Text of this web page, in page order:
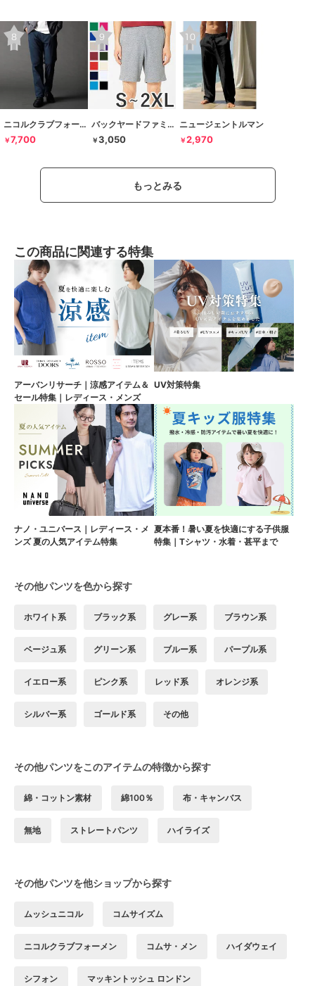
ニコルクラブフォーメン
￥7,700
バックヤードファミリー
￥3,050
ニュージェントルマン
￥2,970
もっとみる
この商品に関連する特集
アーバンリサーチ｜涼感アイテム＆
セール特集｜レディース・メンズ
UV対策特集
ナノ・ユニバース｜レディース・メ
ンズ 夏の人気アイテム特集
夏本番！暑い夏を快適にする子供服
特集｜Tシャツ・水着・甚平まで
その他パンツを色から探す
ホワイト系 ブラック系 グレー系 ブラウン系
ベージュ系 グリーン系 ブルー系 パープル系
イエロー系 ピンク系 レッド系 オレンジ系
シルバー系 ゴールド系 その他
その他パンツをこのアイテムの特徴から探す
綿・コットン素材 綿100％ 布・キャンバス
無地 ストレートパンツ ハイライズ
その他パンツを他ショップから探す
ムッシュニコル コムサイズム
ニコルクラブフォーメン コムサ・メン ハイダウェイ
シフォン マッキントッシュ ロンドン